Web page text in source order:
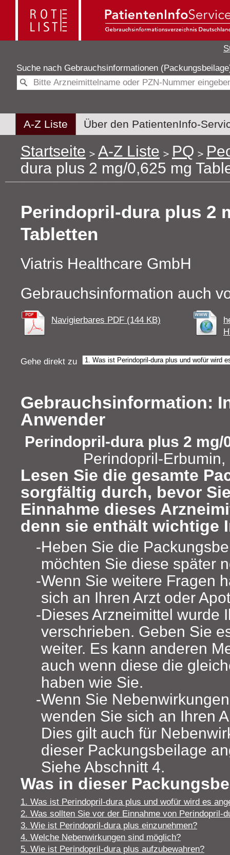
Suche nach Gebrauchsinformationen
A-Z Liste Über den PatientenInfo-
Startseite A-Z Liste PQ
dura plus 2 mg/0,625 mg
Perindopril-dura plus 2
Tabletten
Viatris Healthcare GmbH
Gebrauchsinformation auch
Navigierbares PDF (144 KB)
Gehe direkt zu
Gebrauchsinformation:
Anwender
Perindopril-dura plus 2 mg/
Perindopril-
Lesen Sie die gesamte
sorgfältig durch, bevor
Einnahme dieses
denn sie enthält wichtige
Heben Sie die
möchten Sie diese später
Wenn Sie weitere Fragen
sich an Ihren Arzt oder
Dieses Arzneimittel wurde
verschrieben. Geben Sie
weiter. Es kann anderen
auch wenn diese die
haben wie Sie.
Wenn Sie
wenden Sie sich an Ihren
Dies gilt auch für
dieser Packungsbeilage
Siehe Abschnitt 4.
Was in dieser
1. Was ist Perindopril-dura plus und wofür wird es
2. Was sollten Sie vor der Einnahme von Perindopril-
3. Wie ist Perindopril-dura plus einzunehmen?
4. Welche Nebenwirkungen sind möglich?
5. Wie ist Perindopril-dura plus aufzubewahren?